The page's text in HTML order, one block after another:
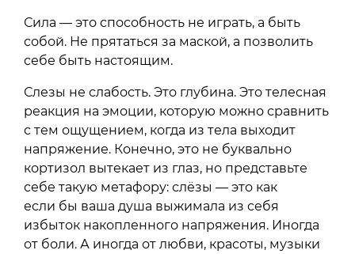
Сила — это способность не играть, а быть
собой. Не прятаться за маской, а позволить
себе быть настоящим.
Слезы не слабость. Это глубина. Это телесная
реакция на эмоции, которую можно сравнить
с тем ощущением, когда из тела выходит
напряжение. Конечно, это не буквально
кортизол вытекает из глаз, но представьте
себе такую метафору: слёзы — это как
если бы ваша душа выжимала из себя
избыток накопленного напряжения. Иногда
от боли. А иногда от любви, красоты, музыки